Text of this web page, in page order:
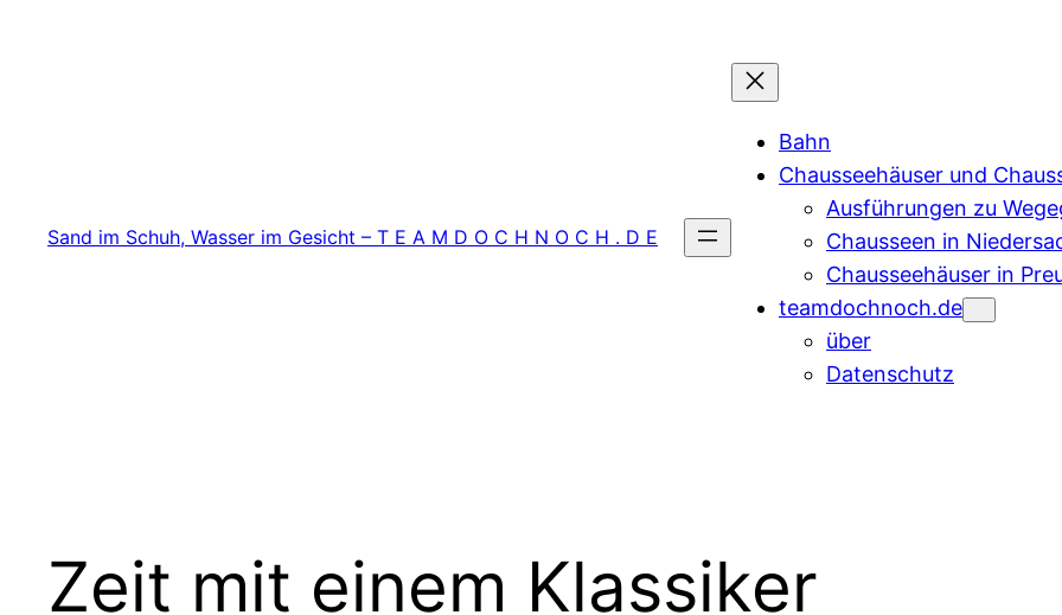
Sand im Schuh, Wasser im Gesicht – T E A M D O C H N O C H . D E
Bahn
Chausseehäuser und
Ausführungen zu
Chausseen in
Chausseehäuser in
teamdochnoch.de
über
Datenschutz
Zeit mit einem Klassiker